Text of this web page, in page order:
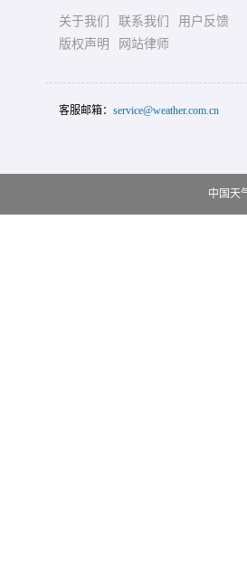
关于我们 联系我们
用户反馈
版权声明
网站律师
客服邮箱： service@weather.com.cn
中国天